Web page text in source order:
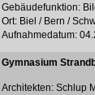
Gebäudefunktion:
Ort: Biel / Bern /
Aufnahmedatum:
Gymnasium
Architekten: Schlup